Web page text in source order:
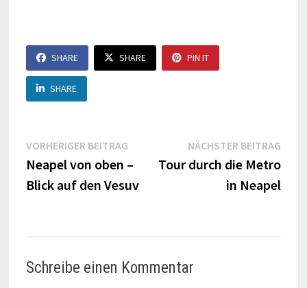
SHARE SHARE PIN IT
SHARE
Beitragsnavigation
VORHERIGER BEITRAGVorheriger
Beitrag:
Neapel von oben –
Blick auf den Vesuv
NÄCHSTER BEITRAG
Tour durch die Metro
in Neapel
Schreibe einen Kommentar